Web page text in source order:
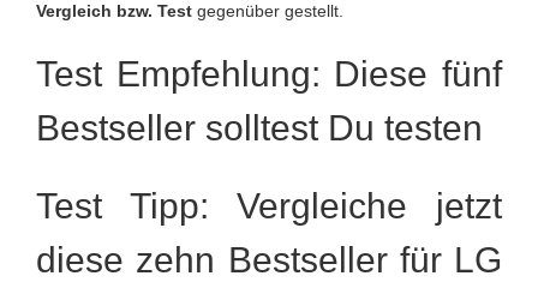
Vergleich bzw. Test gegenüber gestellt.
Test Empfehlung: Diese fünf
Bestseller solltest Du testen
Test Tipp: Vergleiche jetzt
diese zehn Bestseller für LG